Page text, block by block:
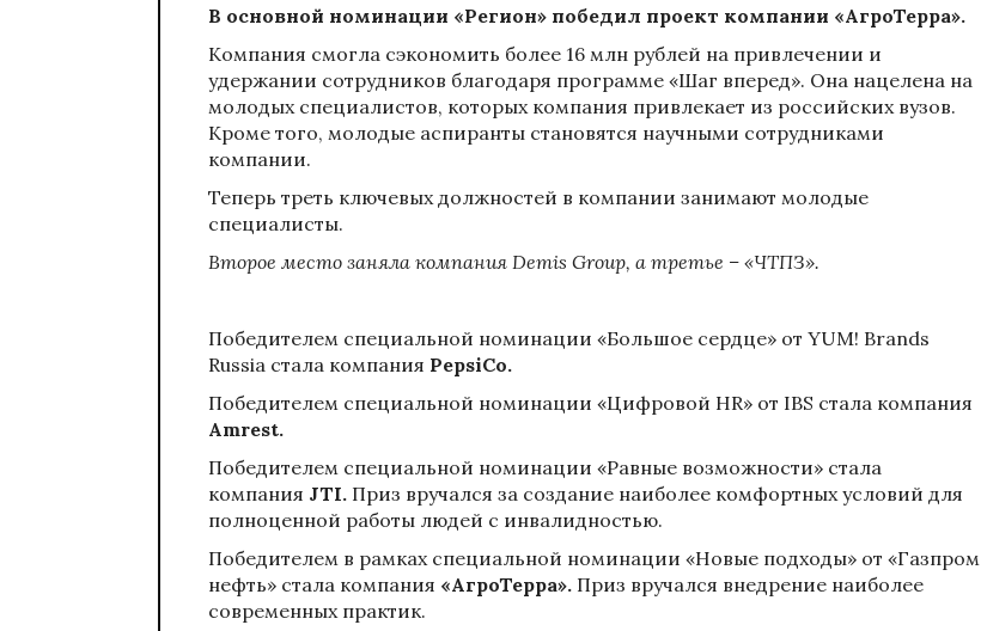
В основной номинации «Регион» победил проект компании «АгроТерра».
Компания смогла сэкономить более 16 млн рублей на привлечении и
удержании сотрудников благодаря программе «Шаг вперед». Она нацелена на
молодых специалистов, которых компания привлекает из российских вузов.
Кроме того, молодые аспиранты становятся научными сотрудниками
компании.
Теперь треть ключевых должностей в компании занимают молодые
специалисты.
Второе место заняла компания Demis Group, а третье – «ЧТПЗ».
Победителем специальной номинации «Большое сердце» от YUM! Brands
Russia стала компания PepsiCo.
Победителем специальной номинации «Цифровой HR» от IBS стала компания
Amrest.
Победителем специальной номинации «Равные возможности» стала
компания JTI. Приз вручался за создание наиболее комфортных условий для
полноценной работы людей с инвалидностью.
Победителем в рамках специальной номинации «Новые подходы» от «Газпром
нефть» стала компания «АгроТерра». Приз вручался внедрение наиболее
современных практик.